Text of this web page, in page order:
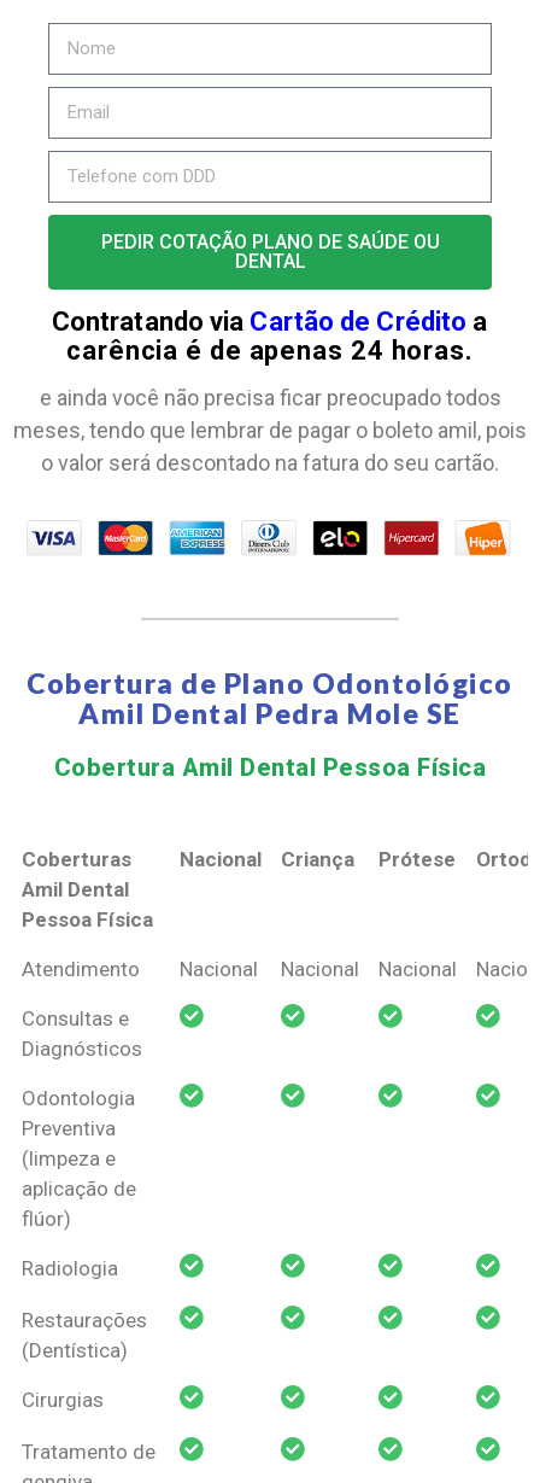
PEDIR COTAÇÃO PLANO DE SAÚDE OU
DENTAL
Contratando via Cartão de Crédito a
carência é de apenas 24 horas.
e ainda você não precisa ficar preocupado todos
meses, tendo que lembrar de pagar o boleto amil, pois
o valor será descontado na fatura do seu cartão.
Cobertura de Plano Odontológico
Amil Dental Pedra Mole SE
Cobertura Amil Dental Pessoa Física​
Coberturas
Amil Dental
Pessoa Física
Nacional Criança Prótese
Coberturas
Pessoa Física
Nacional Criança Prótese
Atendimento Nacional Nacional Nacional
Consultas e
Diagnósticos
Odontologia
Preventiva
(limpeza e
aplicação de
flúor)
Radiologia
Restaurações
(Dentística)
Cirurgias
Tratamento de